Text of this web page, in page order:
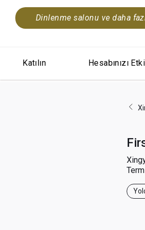
Dinlenme salonu ve daha
Katılın Hesabınızı